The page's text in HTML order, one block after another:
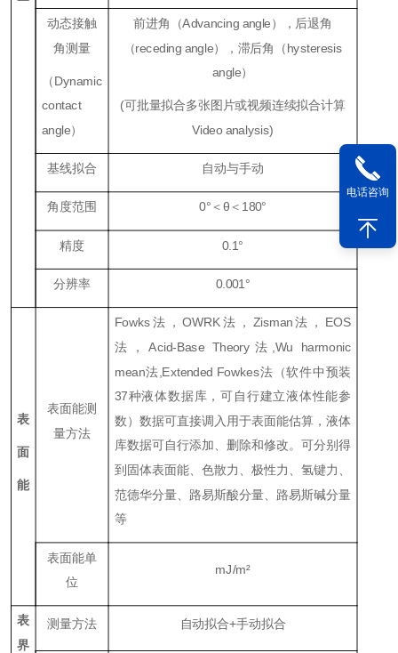
动态接触
角测量
（Dynamic
contact
angle）
前进角（Advancing angle），后退角
（receding angle），滞后角（hysteresis
angle）
(可批量拟合多张图片或视频连续拟合计算
Video analysis)
基线拟合 自动与手动
角度范围 0°＜θ＜180°
精度 0.1°
分辨率 0.001°
表
面
能
表面能测
量方法
Fowks法，OWRK法，Zisman法，EOS
法，Acid-Base Theory法,Wu harmonic
mean法,Extended Fowkes法（软件中预装
37种液体数据库，可自行建立液体性能参
数）数据可直接调入用于表面能估算，液体
库数据可自行添加、删除和修改。可分别得
到固体表面能、色散力、极性力、氢键力、
范德华分量、路易斯酸分量、路易斯碱分量
等
表面能单
位
mJ/m²
表
界
测量方法 自动拟合+手动拟合
电话咨询